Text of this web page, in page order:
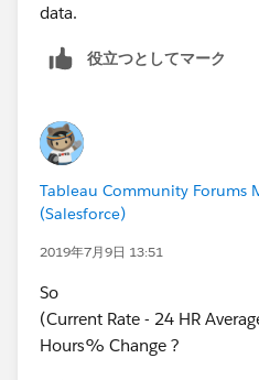
data.
役立つとしてマーク
Tableau Community Forums
(Salesforce)
2019年7月9日 13:51
So
(Current Rate - 24 HR
Hours% Change ?